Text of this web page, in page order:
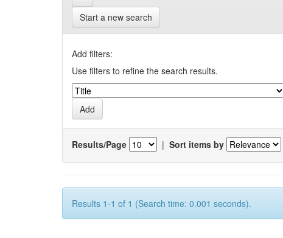
Start a new search
Add filters:
Use filters to refine the search results.
Results/Page | Sort items by
Results 1-1 of 1 (Search time: 0.001 seconds).